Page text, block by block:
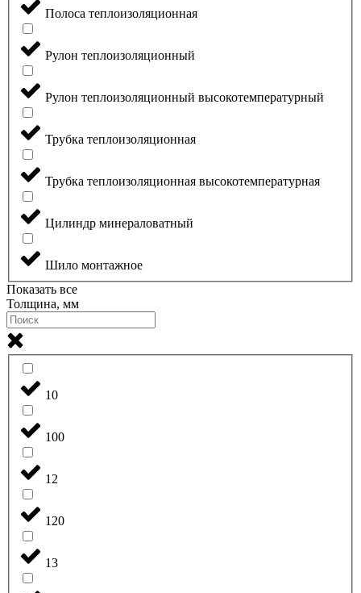
Полоса теплоизоляционная
Рулон теплоизоляционный
Рулон теплоизоляционный высокотемпературный
Трубка теплоизоляционная
Трубка теплоизоляционная высокотемпературная
Цилиндр минераловатный
Шило монтажное
Показать все
Толщина, мм
10
100
12
120
13